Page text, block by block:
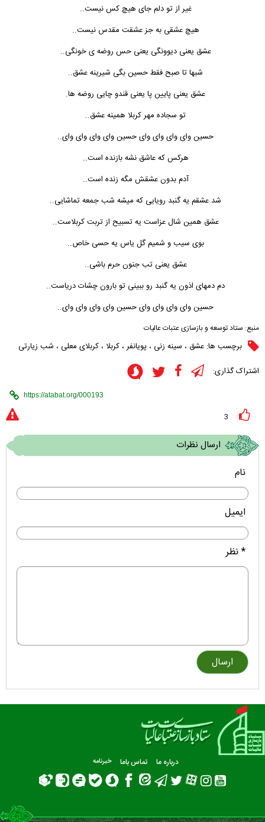
غیر از تو دلم جای هیچ کس نیست..
هیچ عشقی به جز عشقت مقدس نیست..
عشق یعنی دیوونگی یعنی حس روضه ی خونگی..
شبها تا صبح فقط حسین بگی شیرینه عشق..
عشق یعنی پایین پا یعنی قندو چایی روضه ها.
تو سجاده مهر کربلا همینه عشق..
حسین وای وای وای وای حسین وای وای وای وای..
هرکس که عاشق نشه بازنده است..
آدم بدون عشقش مگه زنده است..
شد عشقم یه گنبد رویایی که میشه شب جمعه تماشایی..
عشق همین شال عزاست یه تسبیح از تربت کربلاست..
بوی سیب و شمیم گل یاس یه حسی خاص..
عشق یعنی تب جنون حرم باشی..
دم دمهای اذون یه گنبد رو ببینی تو بارون چشات دریاست..
حسین وای وای وای وای حسین وای وای وای وای..
منبع: ستاد توسعه و بازسازی عتبات عالیات
برچسب ها: عشق ، سینه زنی ، پویانفر ، کربلا ، کربلای معلی ، شب زیارتی
اشتراک گذاری:
3
ارسال نظرات
نام
ایمیل
* نظر
درباره ما تماس باما خبرنامه